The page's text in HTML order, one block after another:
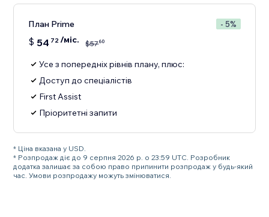
План Prime - 5%
$ 54 72/міс. $5760
Усе з попередніх рівнів плану, плюс:
Доступ до спеціалістів
First Assist
Пріоритетні запити
* Ціна вказана у USD.
* Розпродаж діє до 9 серпня 2026 р. о 23:59 UTC. Розробник
додатка залишає за собою право припинити розпродаж у будь-який
час. Умови розпродажу можуть змінюватися.